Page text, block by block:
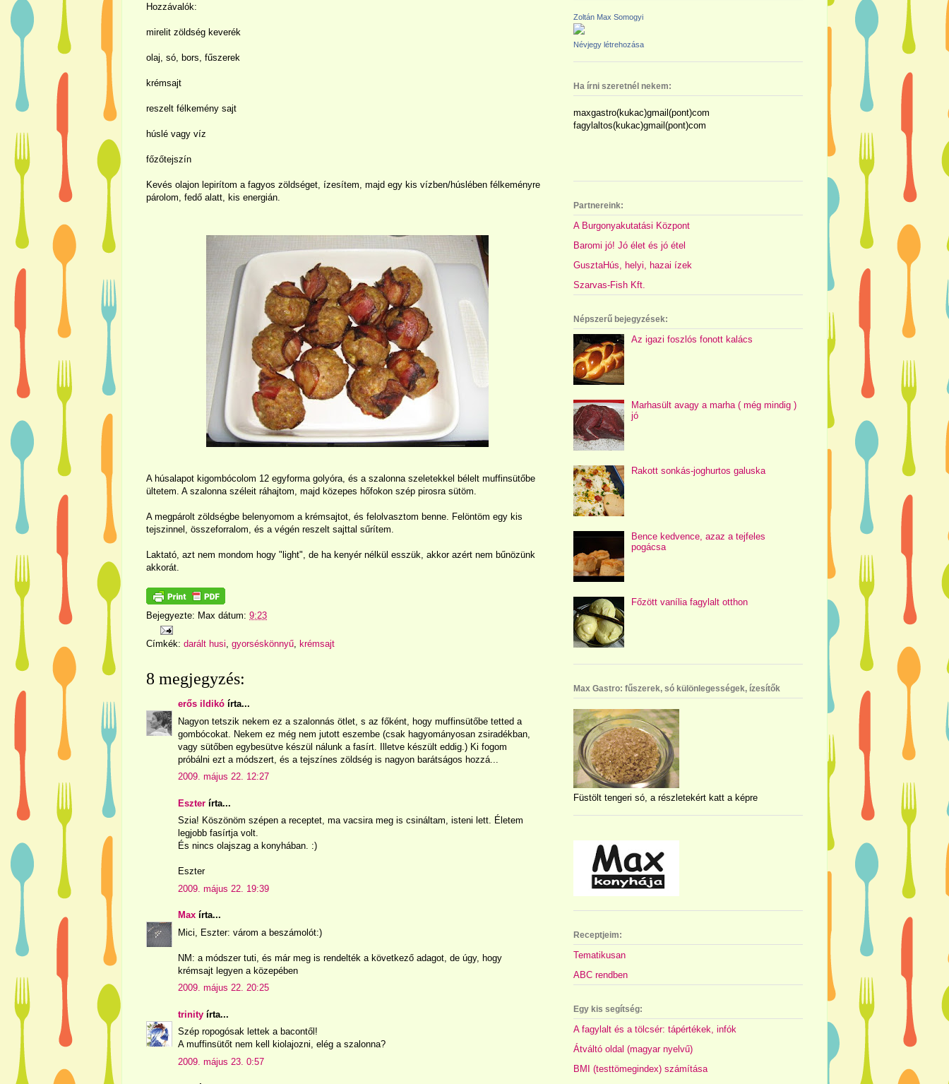
Hozzávalók:
mirelit zöldség keverék
olaj, só, bors, fűszerek
krémsajt
reszelt félkemény sajt
húslé vagy víz
főzőtejszín
Kevés olajon lepirítom a fagyos zöldséget, ízesítem, majd egy kis vízben/húslében félkeményre
párolom, fedő alatt, kis energián.
A húsalapot kigombócolom 12 egyforma golyóra, és a szalonna szeletekkel bélelt muffinsütőbe
ültetem. A szalonna széleit ráhajtom, majd közepes hőfokon szép pirosra sütöm.
A megpárolt zöldségbe belenyomom a krémsajtot, és felolvasztom benne. Felöntöm egy kis
tejszinnel, összeforralom, és a végén reszelt sajttal sűrítem.
Laktató, azt nem mondom hogy "light", de ha kenyér nélkül esszük, akkor azért nem bűnözünk
akkorát.
Bejegyezte: Max dátum: 9:23
Címkék: darált husi, gyorséskönnyű, krémsajt
8 megjegyzés:
erős ildikó írta...
Nagyon tetszik nekem ez a szalonnás ötlet, s az főként, hogy muffinsütőbe tetted a
gombócokat. Nekem ez még nem jutott eszembe (csak hagyományosan zsiradékban,
vagy sütőben egybesütve készül nálunk a fasírt. Illetve készült eddig.) Ki fogom
próbálni ezt a módszert, és a tejszínes zöldség is nagyon barátságos hozzá...
2009. május 22. 12:27
Eszter írta...
Szia! Köszönöm szépen a receptet, ma vacsira meg is csináltam, isteni lett. Életem
legjobb fasírtja volt.
És nincs olajszag a konyhában. :)
Eszter
2009. május 22. 19:39
Max írta...
Mici, Eszter: várom a beszámolót:)
NM: a módszer tuti, és már meg is rendelték a következő adagot, de úgy, hogy
krémsajt legyen a közepében
2009. május 22. 20:25
trinity írta...
Szép ropogósak lettek a bacontől!
A muffinsütőt nem kell kiolajozni, elég a szalonna?
2009. május 23. 0:57
Zoltán Max Somogyi
Névjegy létrehozása
Ha írni szeretnél nekem:
maxgastro(kukac)gmail(pont)com
fagylaltos(kukac)gmail(pont)com
Partnereink:
A Burgonyakutatási Központ
Baromi jó! Jó élet és jó étel
GusztaHús, helyi, hazai ízek
Szarvas-Fish Kft.
Népszerű bejegyzések:
Az igazi foszlós fonott kalács
Marhasült avagy a marha ( még mindig )
jó
Rakott sonkás-joghurtos galuska
Bence kedvence, azaz a tejfeles
pogácsa
Főzött vanília fagylalt otthon
Max Gastro: fűszerek, só különlegességek, ízesítők
Füstölt tengeri só, a részletekért katt a képre
Receptjeim:
Tematikusan
ABC rendben
Egy kis segítség:
A fagylalt és a tölcsér: tápértékek, infók
Átváltó oldal (magyar nyelvű)
BMI (testtömegindex) számítása